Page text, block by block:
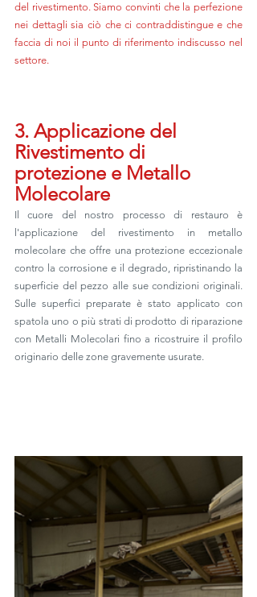
del rivestimento. Siamo convinti che la perfezione
nei dettagli sia ciò che ci contraddistingue e che
faccia di noi il punto di riferimento indiscusso nel
settore.
3. Applicazione del
Rivestimento di
protezione e Metallo
Molecolare
Il cuore del nostro processo di restauro è
l'applicazione del rivestimento in metallo
molecolare che offre una protezione eccezionale
contro la corrosione e il degrado, ripristinando la
Sulle superfici preparate è stato applicato con
spatola uno o più strati di prodotto di riparazione
con Metalli Molecolari fino a ricostruire il profilo
originario delle zone gravemente usurate.